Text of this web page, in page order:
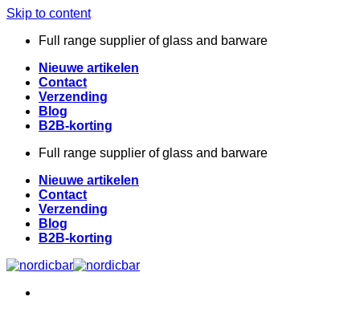
Skip to content
Full range supplier of glass and barware
Nieuwe artikelen
Contact
Verzending
Blog
B2B-korting
Full range supplier of glass and barware
Nieuwe artikelen
Contact
Verzending
Blog
B2B-korting